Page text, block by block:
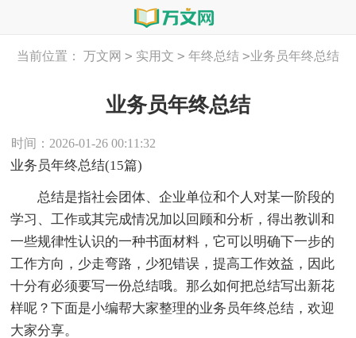
当前位置： 万文网 > 实用文 > 年终总结 >业务员年终总结
业务员年终总结
时间：2026-01-26 00:11:32
业务员年终总结(15篇)
总结是指社会团体、企业单位和个人对某一阶段的
学习、工作或其完成情况加以回顾和分析，得出教训和
一些规律性认识的一种书面材料，它可以明确下一步的
工作方向，少走弯路，少犯错误，提高工作效益，因此
十分有必须要写一份总结哦。那么如何把总结写出新花
样呢？下面是小编帮大家整理的业务员年终总结，欢迎
大家分享。